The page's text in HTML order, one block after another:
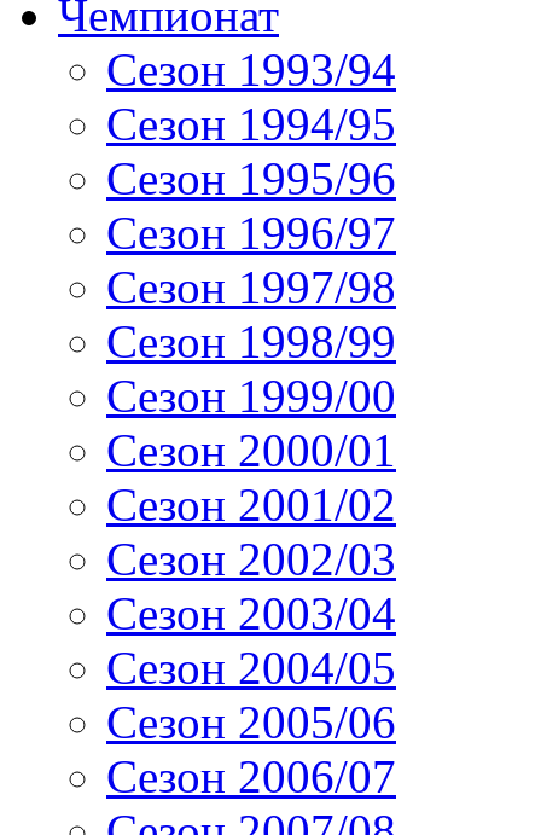
Чемпионат
Сезон 1993/94
Сезон 1994/95
Сезон 1995/96
Сезон 1996/97
Сезон 1997/98
Сезон 1998/99
Сезон 1999/00
Сезон 2000/01
Сезон 2001/02
Сезон 2002/03
Сезон 2003/04
Сезон 2004/05
Сезон 2005/06
Сезон 2006/07